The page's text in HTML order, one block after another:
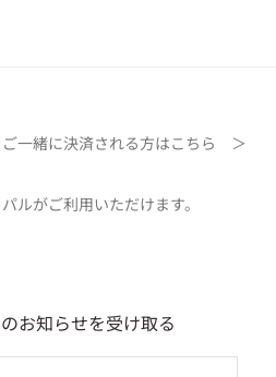
一緒に決済される方はこちら ＞
ルがご利用いただけます。
お知らせを受け取る